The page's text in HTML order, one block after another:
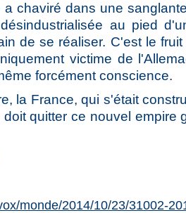
a chaviré dans une
au pied
de se réaliser. C'est le
victime de
forcément conscience.
la France, qui s'était
quitter ce nouvel empire
monde/2014/10/23/31002-